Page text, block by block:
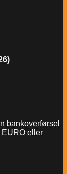
bankoverførsel
EURO eller